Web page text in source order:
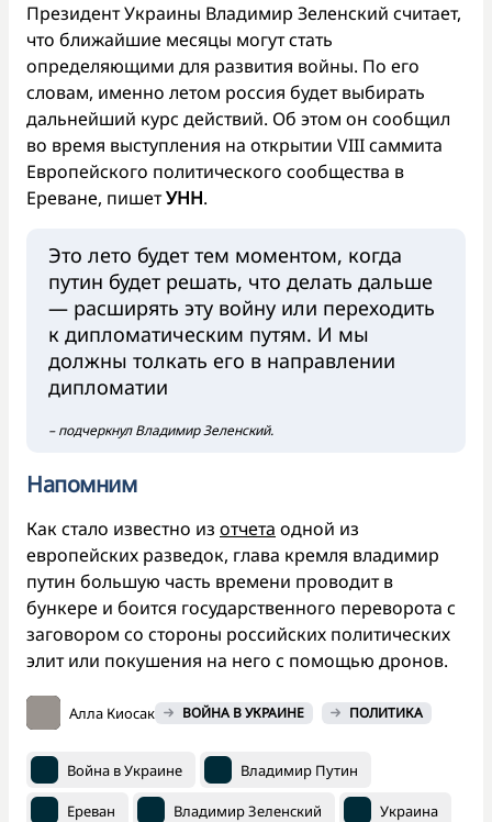
Президент Украины Владимир Зеленский считает,
что ближайшие месяцы могут стать
определяющими для развития войны. По его
словам, именно летом россия будет выбирать
дальнейший курс действий. Об этом он сообщил
во время выступления на открытии VIII саммита
Европейского политического сообщества в
Ереване, пишетУНН.
Это лето будет тем моментом, когда
путин будет решать, что делать дальше
— расширять эту войну или переходить
к дипломатическим путям. И мы
должны толкать его в направлении
дипломатии
– подчеркнул Владимир Зеленский.
Напомним
Как стало известно из отчета одной из
европейских разведок, глава кремля владимир
путин большую часть времени проводит в
бункере и боится государственного переворота с
заговором со стороны российских политических
элит или покушения на него с помощью дронов.
Алла Киосак ВОЙНА В УКРАИНЕ ПОЛИТИКА
Война в Украине Владимир Путин
Ереван Владимир Зеленский Украина